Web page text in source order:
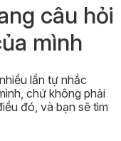
câu hỏi
mình
nhiều lần tự nhắc
chứ không phải
đó, và bạn sẽ tìm